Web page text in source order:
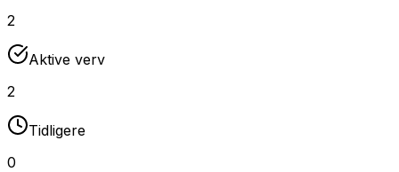
2
Aktive verv
2
Tidligere
0